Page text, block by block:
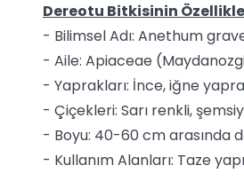
Dereotu Bitkisinin
- Bilimsel Adı: Anethum
- Aile: Apiaceae
- Yaprakları: İnce, iğne
- Çiçekleri: Sarı renkli,
- Boyu: 40-60 cm arasında
- Kullanım Alanları: Taze